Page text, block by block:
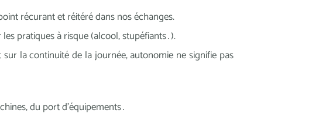
récurant et réitéré dans nos échanges.
pratiques à risque (alcool, stupéfiants…).
la continuité de la journée, autonomie ne signifie pas
du port d’équipements…